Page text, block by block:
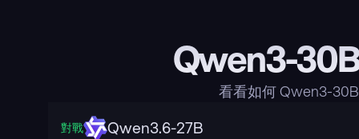
Qwen3-
看看如何 Qwen3-
對戰 Qwen3.6-27B